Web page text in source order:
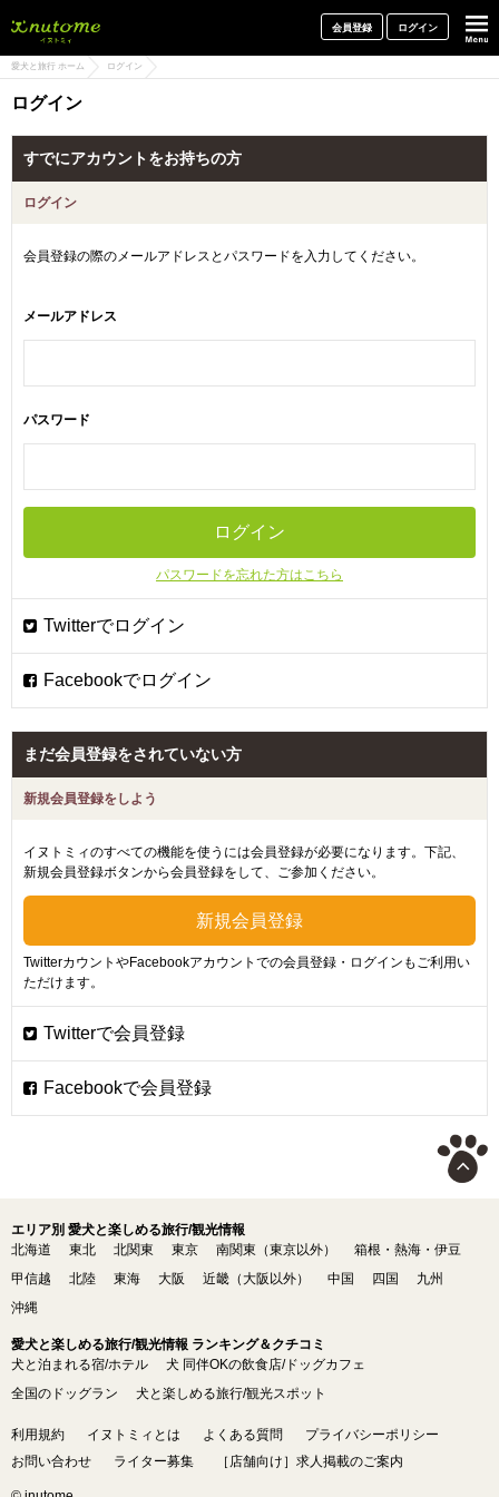
会員登録 ログイン
愛犬と旅行 ホーム ログイン
ログイン
すでにアカウントをお持ちの方
ログイン
会員登録の際のメールアドレスとパスワードを入力してください。
メールアドレス
パスワード
パスワードを忘れた方はこちら
まだ会員登録をされていない方
新規会員登録をしよう
イヌトミィのすべての機能を使うには会員登録が必要になります。下記、
新規会員登録ボタンから会員登録をして、ご参加ください。
TwitterカウントやFacebookアカウントでの会員登録・ログインもご利用い
ただけます。
エリア別 愛犬と楽しめる旅行/観光情報
北海道
東北 北関東 東京 南関東（東京以外）
箱根・熱海・伊豆
甲信越
北陸 東海 大阪 近畿（大阪以外） 中国 四国
九州
沖縄
愛犬と楽しめる旅行/観光情報 ランキング＆クチコミ
犬と泊まれる宿/ホテル
犬 同伴OKの飲食店/ドッグカフェ
全国のドッグラン
犬と楽しめる旅行/観光スポット
利用規約 イヌトミィとは よくある質問
プライバシーポリシー
お問い合わせ
ライター募集 ［店舗向け］求人掲載のご案内